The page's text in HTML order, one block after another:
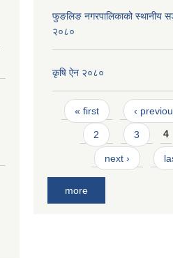
फुङलिङ नगरपालिकाको स्थानीय
२०८०
कृषि ऐन २०८०
Pages
« first ‹
2 3 4
next ›
more